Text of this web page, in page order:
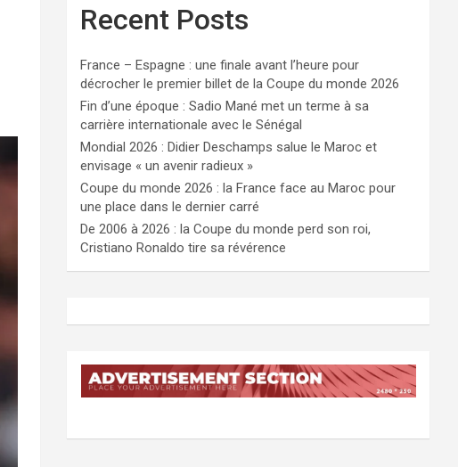
Recent Posts
France – Espagne : une finale avant l’heure pour
décrocher le premier billet de la Coupe du monde 2026
Fin d’une époque : Sadio Mané met un terme à sa
carrière internationale avec le Sénégal
Mondial 2026 : Didier Deschamps salue le Maroc et
envisage « un avenir radieux »
Coupe du monde 2026 : la France face au Maroc pour
une place dans le dernier carré
De 2006 à 2026 : la Coupe du monde perd son roi,
Cristiano Ronaldo tire sa révérence